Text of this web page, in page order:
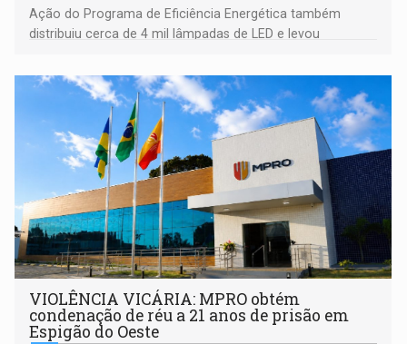
Ação do Programa de Eficiência Energética também
distribuiu cerca de 4 mil lâmpadas de LED e levou
comunidade
VIOLÊNCIA VICÁRIA: MPRO obtém
condenação de réu a 21 anos de prisão em
Espigão do Oeste